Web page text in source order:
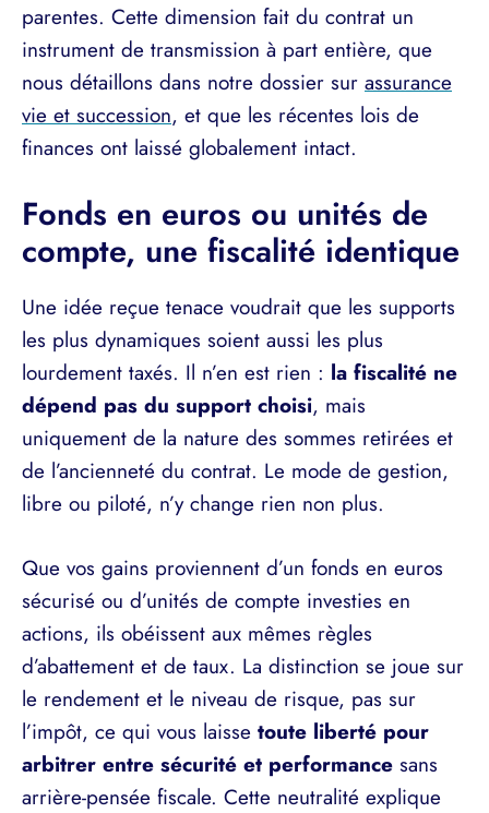
parentes. Cette dimension fait du contrat un
instrument de transmission à part entière, que
nous détaillons dans notre dossier sur assurance
vie et succession, et que les récentes lois de
finances ont laissé globalement intact.
Fonds en euros ou unités de
compte, une fiscalité identique
Une idée reçue tenace voudrait que les supports
les plus dynamiques soient aussi les plus
lourdement taxés. Il n’en est rien : la fiscalité ne
dépend pas du support choisi, mais
uniquement de la nature des sommes retirées et
de l’ancienneté du contrat. Le mode de gestion,
libre ou piloté, n’y change rien non plus.
Que vos gains proviennent d’un fonds en euros
sécurisé ou d’unités de compte investies en
actions, ils obéissent aux mêmes règles
d’abattement et de taux. La distinction se joue sur
le rendement et le niveau de risque, pas sur
l’impôt, ce qui vous laisse toute liberté pour
arbitrer entre sécurité et performance sans
arrière-pensée fiscale. Cette neutralité explique